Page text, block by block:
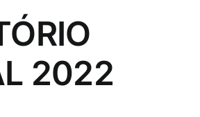
2022